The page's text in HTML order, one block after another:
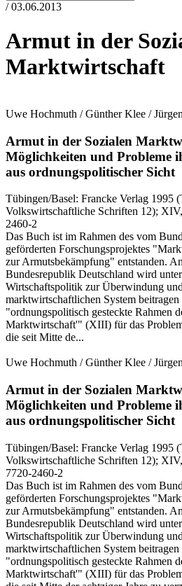
/ 03.06.2013
Armut in der
Marktwirtschaft
Uwe Hochmuth / Günther Klee /
Armut in der Sozialen
Möglichkeiten und Probleme
aus ordnungspolitischer Sicht
Tübingen/Basel: Francke Verlag 1995
Volkswirtschaftliche Schriften 12);
2460-2
Das Buch ist im Rahmen des vom
geförderten Forschungsprojektes
zur Armutsbekämpfung" entstanden.
Bundesrepublik Deutschland wird
Wirtschaftspolitik zur Überwindung
marktwirtschaftlichen System
"ordnungspolitisch gesteckte Rahmen
Marktwirtschaft'" (XIII) für das
die seit Mitte de...
Uwe Hochmuth / Günther Klee /
Armut in der Sozialen
Möglichkeiten und Probleme
aus ordnungspolitischer Sicht
Tübingen/Basel: Francke Verlag 1995
Volkswirtschaftliche Schriften 12);
7720-2460-2
Das Buch ist im Rahmen des vom
geförderten Forschungsprojektes
zur Armutsbekämpfung" entstanden.
Bundesrepublik Deutschland wird
Wirtschaftspolitik zur Überwindung
marktwirtschaftlichen System
"ordnungspolitisch gesteckte Rahmen
Marktwirtschaft'" (XIII) für das